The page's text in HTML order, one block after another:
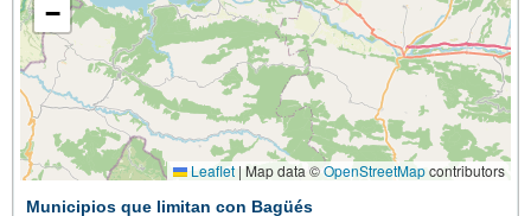
−
Leaflet | Map data ©OpenStreetMapcontributors
Municipios que limitan con Bagüés